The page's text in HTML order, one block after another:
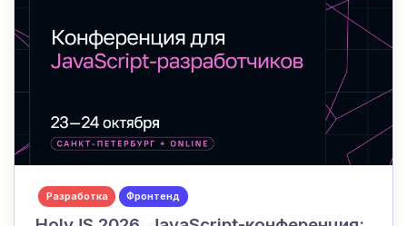
Разработка Фронтенд